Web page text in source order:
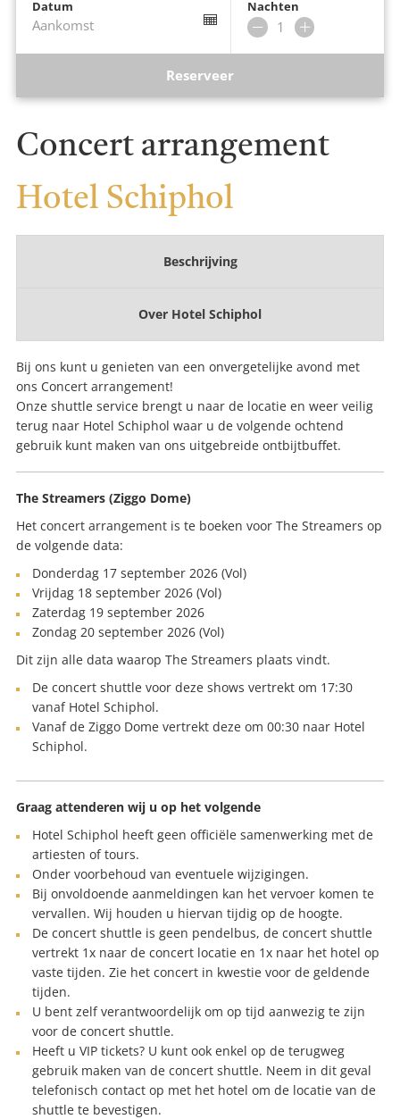
Datum
Aankomst
Nachten
VerwijderVoeg
toe
Reserveer
Concert arrangement
Hotel Schiphol
Beschrijving
Over Hotel Schiphol
Bij ons kunt u genieten van een onvergetelijke avond met
ons Concert arrangement!
Onze shuttle service brengt u naar de locatie en weer veilig
terug naar Hotel Schiphol waar u de volgende ochtend
gebruik kunt maken van ons uitgebreide ontbijtbuffet.
The Streamers (Ziggo Dome)
Het concert arrangement is te boeken voor The Streamers op
de volgende data:
Donderdag 17 september 2026 (Vol)
Vrijdag 18 september 2026 (Vol)
Zaterdag 19 september 2026
Zondag 20 september 2026 (Vol)
Dit zijn alle data waarop The Streamers plaats vindt.
De concert shuttle voor deze shows vertrekt om 17:30
vanaf Hotel Schiphol.
Vanaf de Ziggo Dome vertrekt deze om 00:30 naar Hotel
Schiphol.
Graag attenderen wij u op het volgende
Hotel Schiphol heeft geen officiële samenwerking met de
artiesten of tours.
Onder voorbehoud van eventuele wijzigingen.
Bij onvoldoende aanmeldingen kan het vervoer komen te
vervallen. Wij houden u hiervan tijdig op de hoogte.
De concert shuttle is geen pendelbus, de concert shuttle
vertrekt 1x naar de concert locatie en 1x naar het hotel op
vaste tijden. Zie het concert in kwestie voor de geldende
tijden.
U bent zelf verantwoordelijk om op tijd aanwezig te zijn
voor de concert shuttle.
Heeft u VIP tickets? U kunt ook enkel op de terugweg
gebruik maken van de concert shuttle. Neem in dit geval
telefonisch contact op met het hotel om de locatie van de
shuttle te bevestigen.